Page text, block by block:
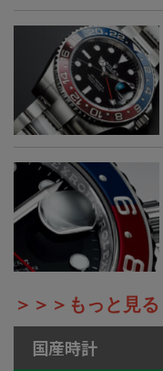
＞＞＞もっと見る
国産時計